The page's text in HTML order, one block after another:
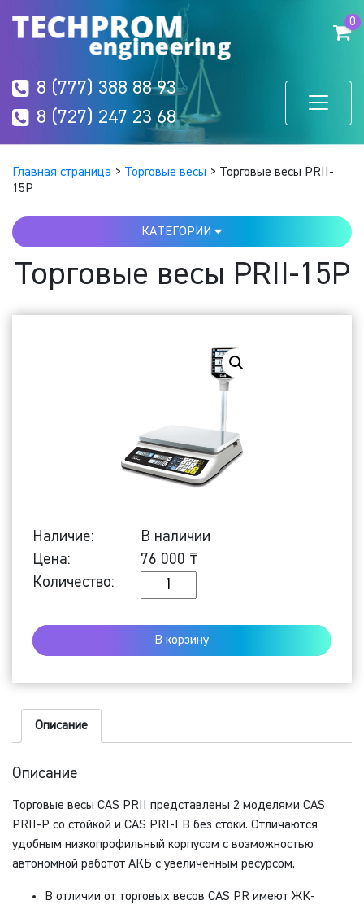
0
8 (777) 388 88 93
8 (727) 247 23 68
Главная страница > Торговые весы > Торговые весы PRII-
15P
КАТЕГОРИИ
Торговые весы PRII-15P
Наличие:
В наличии
Цена:
76 000 ₸
Количество:
Количество
весы
В корзину
Описание
Описание
Торговые весы CAS PRII представлены 2 моделями CAS
PRII-P со стойкой и CAS PRI-I B без стоки. Отличаются
удобным низкопрофильный корпусом с возможностью
автономной работот АКБ с увеличенным ресурсом.
В отличии от торговых весов CAS PR имеют ЖК-